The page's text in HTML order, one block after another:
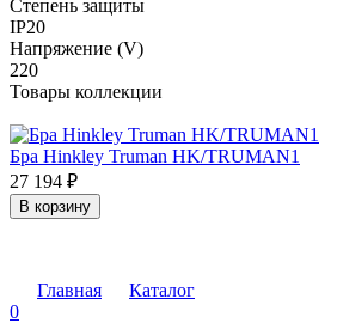
Степень защиты
IP20
Напряжение (V)
220
Товары коллекции
Бра Hinkley Truman HK/TRUMAN1
27 194 ₽
В корзину
Главная
Каталог
0